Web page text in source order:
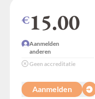
€15.00
Aanmelden
anderen
Geen accreditatie
Aanmelden